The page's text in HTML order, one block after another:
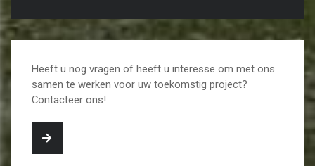
Heeft u nog vragen of heeft u interesse om met ons
samen te werken voor uw toekomstig project?
Contacteer ons!